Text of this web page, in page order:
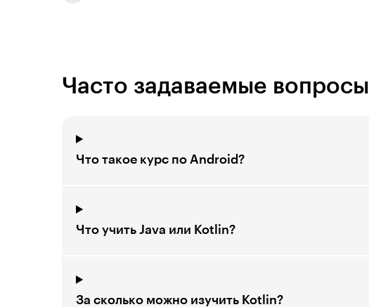
Часто задаваемые вопросы
Что такое курс по Android?
Что учить Java или Kotlin?
За сколько можно изучить Kotlin?